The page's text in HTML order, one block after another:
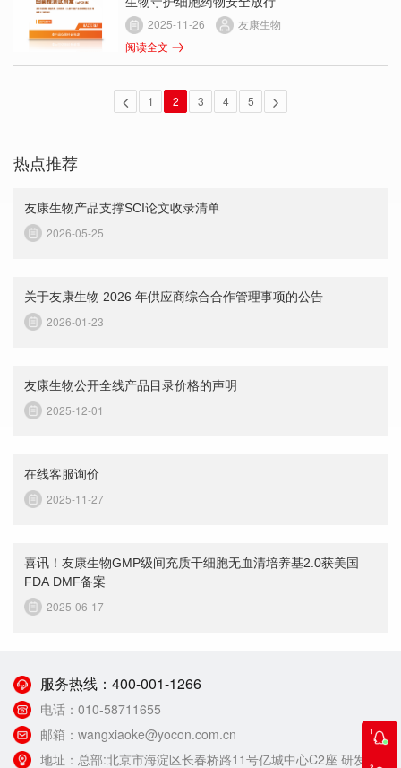
2025-11-26
友康生物
阅读全文
1 2 3 4 5
热点推荐
友康生物产品支撑SCI论文收录清单
2026-05-25
关于友康生物 2026 年供应商综合合作管理事项的公告
2026-01-23
友康生物公开全线产品目录价格的声明
2025-12-01
在线客服询价
2025-11-27
喜讯！友康生物GMP级间充质干细胞无血清培养基2.0获美国
FDA DMF备案
2025-06-17
服务热线： 400-001-1266
电话： 010-58711655
邮箱： wangxiaoke@yocon.com.cn
地址： 总部:北京市海淀区长春桥路11号亿城中心C2座 研发生